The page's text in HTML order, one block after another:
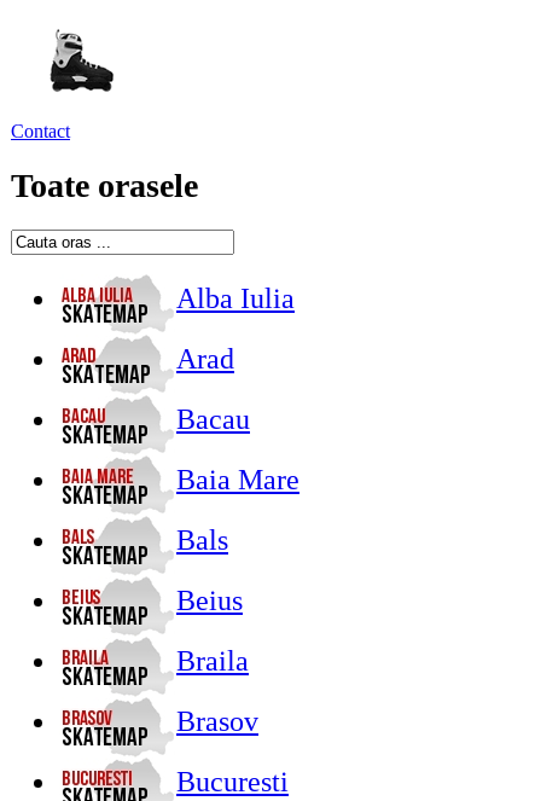
Contact
Toate orasele
Alba Iulia
Arad
Bacau
Baia Mare
Bals
Beius
Braila
Brasov
Bucuresti